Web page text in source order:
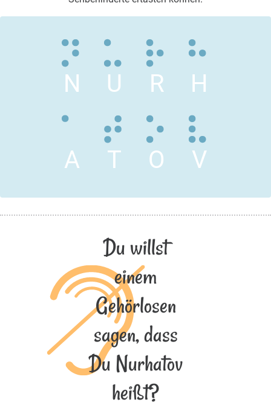
N U R H
A T O V
Du willst
einem
Gehörlosen
sagen, dass
Du Nurhatov
heißt?